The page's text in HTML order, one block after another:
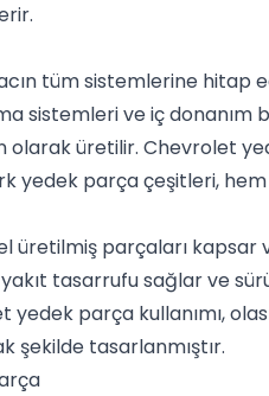
tüm sistemlerine hitap
sistemleri ve iç
olarak üretilir. Chevrolet
yedek parça çeşitleri,
üretilmiş parçaları kapsar
tasarrufu sağlar ve
parça kullanımı,
şekilde tasarlanmıştır.